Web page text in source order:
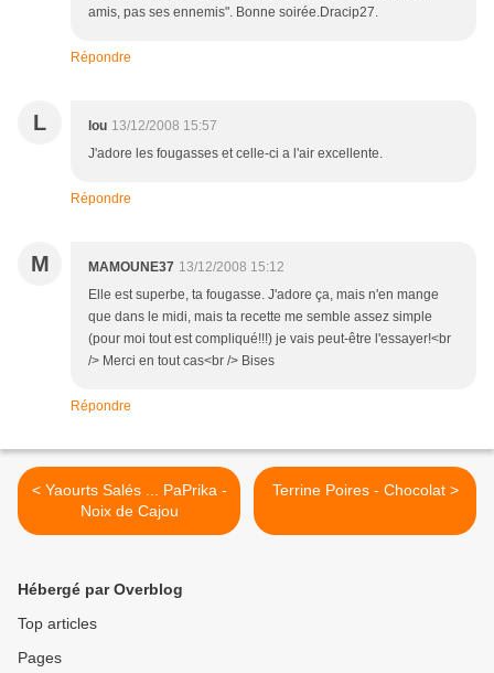
amis, pas ses ennemis". Bonne soirée.Dracip27.
Répondre
L lou 13/12/2008 15:57
J'adore les fougasses et celle-ci a l'air excellente.
Répondre
M MAMOUNE37 13/12/2008 15:12
Elle est superbe, ta fougasse. J'adore ça, mais n'en mange
que dans le midi, mais ta recette me semble assez simple
(pour moi tout est compliqué!!!) je vais peut-être l'essayer!<br
/> Merci en tout cas<br /> Bises
Répondre
< Yaourts Salés ... PaPrika -
Noix de Cajou
Terrine Poires - Chocolat >
Hébergé par Overblog
Top articles
Pages